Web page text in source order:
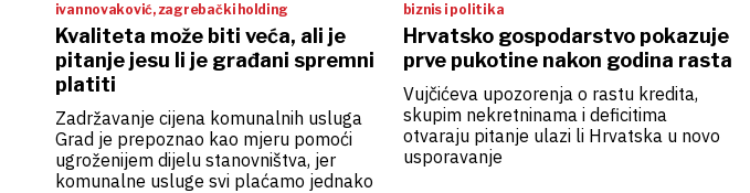
ivan novaković, zagrebački holding
Kvaliteta može biti veća, ali je
pitanje jesu li je građani spremni
platiti
Zadržavanje cijena komunalnih usluga
Grad je prepoznao kao mjeru pomoći
ugroženijem dijelu stanovništva, jer
komunalne usluge svi plaćamo jednako
biznis i politika
Hrvatsko gospodarstvo pokazuje
prve pukotine nakon godina rasta
Vujčićeva upozorenja o rastu kredita,
skupim nekretninama i deficitima
otvaraju pitanje ulazi li Hrvatska u novo
usporavanje